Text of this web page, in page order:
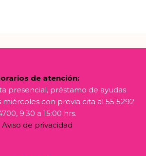
de atención:
presencial, préstamo de ayudas
miércoles con previa cita al 55 5292
9:30 a 15:00 hrs.
Aviso de privacidad